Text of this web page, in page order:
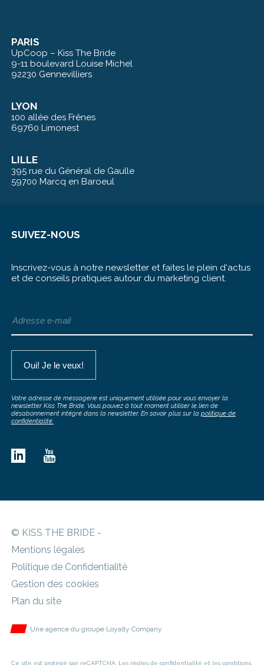
PARIS
UpCoop – Kiss The Bride
9-11 boulevard Louise Michel
92230 Gennevilliers
LYON
100 allée des Frênes
69760 Limonest
LILLE
395 rue du Général de Gaulle
59700 Marcq en Baroeul
SUIVEZ-NOUS
Inscrivez-vous à notre newsletter et faites le plein d‘actus
et de conseils pratiques autour du marketing client.
Votre adresse de messagerie est uniquement utilisée pour vous envoyer la
newsletter Kiss The Bride. Vous pouvez à tout moment utiliser le lien de
désabonnement intégré dans la newsletter. En savoir plus sur la politique de
confidentialité.
© KISS THE BRIDE -
Mentions légales
Politique de Confidentialité
Gestion des cookies
Plan du site
Une agence du groupe Loyalty Company
Ce site est protégé par reCAPTCHA. Les règles de confidentialité et les conditions